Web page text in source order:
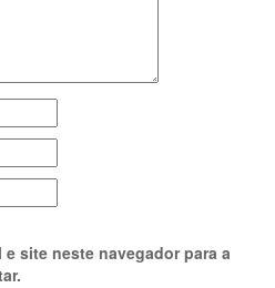
site neste navegador para a